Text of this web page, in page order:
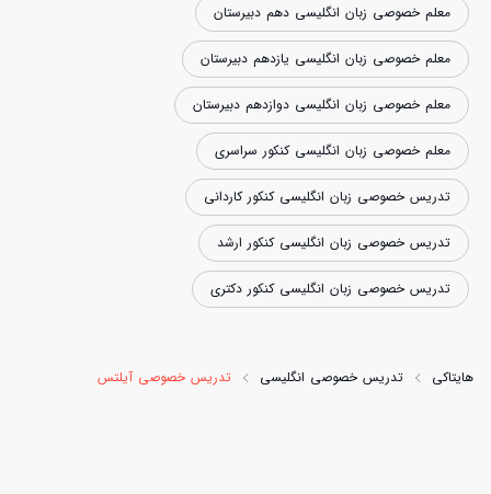
معلم خصوصی زبان انگلیسی دهم دبیرستان
معلم خصوصی زبان انگلیسی یازدهم دبیرستان
معلم خصوصی زبان انگلیسی دوازدهم دبیرستان
معلم خصوصی زبان انگلیسی کنکور سراسری
تدریس خصوصی زبان انگلیسی کنکور کاردانی
تدریس خصوصی زبان انگلیسی کنکور ارشد
تدریس خصوصی زبان انگلیسی کنکور دکتری
هایتاکی تدریس خصوصی انگلیسی تدریس خصوصی آیلتس